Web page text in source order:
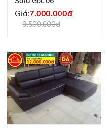
Giá:7.000.000đ
9.500.000đ